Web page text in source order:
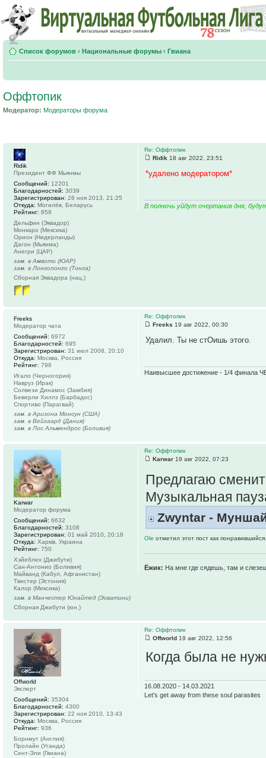
Список форумов ‹ Национальные форумы ‹ Гвиана
Оффтопик
Модератор: Модераторы форума
Re: Оффтопик
Ridik 18 авг 2022, 23:51
*удалено модератором*
В полночь уйдут очертания дня,
Ridik
Президент ФФ Мьянмы
Сообщений: 12201
Благодарностей: 3039
Зарегистрирован: 26 ноя 2013, 21:25
Откуда: Могилёв, Беларусь
Рейтинг: 859
Дельфин (Эквадор)
Монкаро (Мексика)
Орион (Нидерланды)
Дагон (Мьянма)
Анегри (ЦАР)
зам. в Амвоти (ЮАР)
зам. в Лонголонго (Тонга)
Сборная Эквадора (нац.)
Re: Оффтопик
Freeks 19 авг 2022, 00:30
Удалил. Ты не стОишь этого.
Наивысшее достижение - 1/4 финала
Freeks
Модератор чата
Сообщений: 6972
Благодарностей: 695
Зарегистрирован: 31 июл 2008, 20:10
Откуда: Москва, Россия
Рейтинг: 796
Игало (Черногория)
Навруз (Ирак)
Солвези Динамос (Замбия)
Беверли Хиллз (Барбадос)
Спортиво (Парагвай)
зам. в Аризона Монсун (США)
зам. в Вейгаард (Дания)
зам. в Лос Альмендрос (Боливия)
Re: Оффтопик
Karwar 19 авг 2022, 07:23
Предлагаю
Музыкальная
Zwyntar -
Ole отметил этот пост как понравившийся.
Ёжик: На мне где сядешь, там и
Karwar
Модератор форума
Сообщений: 6632
Благодарностей: 3108
Зарегистрирован: 01 май 2010, 20:18
Откуда: Харків, Украина
Рейтинг: 750
Хэйеблех (Джибути)
Сан-Антонио (Боливия)
Майванд (Кабул, Афганистан)
Твистер (Эстония)
Калор (Мексика)
зам. в Манчестер Юнайтед (Эсватини)
Сборная Джибути (юн.)
Re: Оффтопик
Offworld 19 авг 2022, 12:56
Когда была не
16.08.2020 - 14.03.2021
Let's get away from these soul parasites
Offworld
Эксперт
Сообщений: 35304
Благодарностей: 4300
Зарегистрирован: 22 ноя 2010, 13:43
Откуда: Москва, Россия
Рейтинг: 936
Борнмут (Англия)
Пролайн (Уганда)
Сент-Эли (Гвиана)